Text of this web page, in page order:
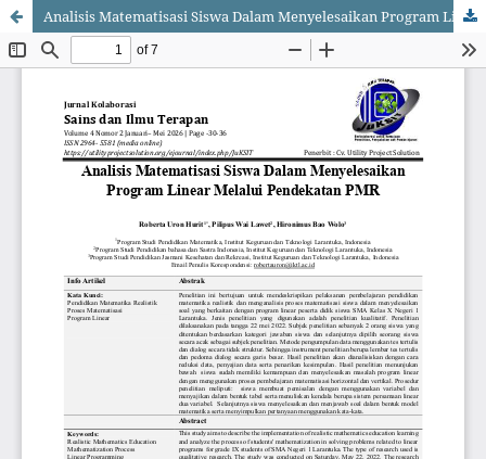
Analisis Matematisasi Siswa Dalam Menyelesaikan Program Linear Melalui Pendekatan PMR